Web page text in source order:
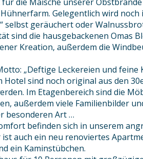
Gelegentlich wird noch
selbst geräuchert oder
sind die hausgebackenen Omas
Kreation, außerdem die
„Deftige Leckereien und feine
Hotel sind noch original aus den
Im Etagenbereich sind die
außerdem viele Familienbilder
besonderen Art …
befinden sich in unserem
ist auch ein neu renoviertes
ein Kaminstübchen.